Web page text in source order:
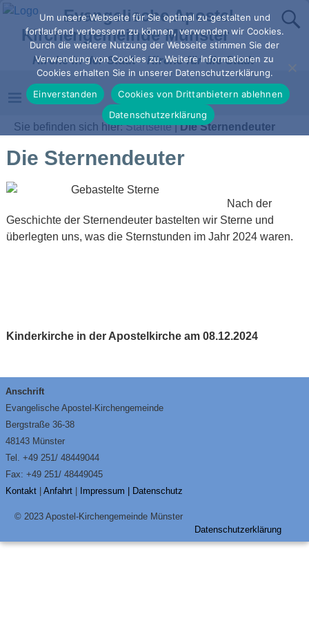
Evangelische Apostel-
Kirchengemeinde Münster
Kirche in der Stadt - Kirche für die Stadt
Sie befinden sich hier:Startseite|Die Sternendeuter
Die Sternendeuter
Nach der
Geschichte der Sternendeuter bastelten wir Sterne und
überlegten uns, was die Sternstunden im Jahr 2024 waren.
Kinderkirche in der Apostelkirche am 08.12.2024
Anschrift
Evangelische Apostel-Kirchengemeinde
Bergstraße 36-38
48143 Münster
Tel. +49 251/ 48449044
Fax: +49 251/ 48449045
Kontakt
Anfahrt Impressum | Datenschutz
© 2023 Apostel-Kirchengemeinde Münster
Datenschutzerklärung
Um unsere Webseite für Sie optimal zu gestalten und
fortlaufend verbessern zu können, verwenden wir Cookies.
Durch die weitere Nutzung der Webseite stimmen Sie der
Verwendung von Cookies zu. Weitere Informationen zu
Cookies erhalten Sie in unserer Datenschutzerklärung.
Einverstanden
Cookies von Drittanbietern ablehnen
Datenschutzerklärung